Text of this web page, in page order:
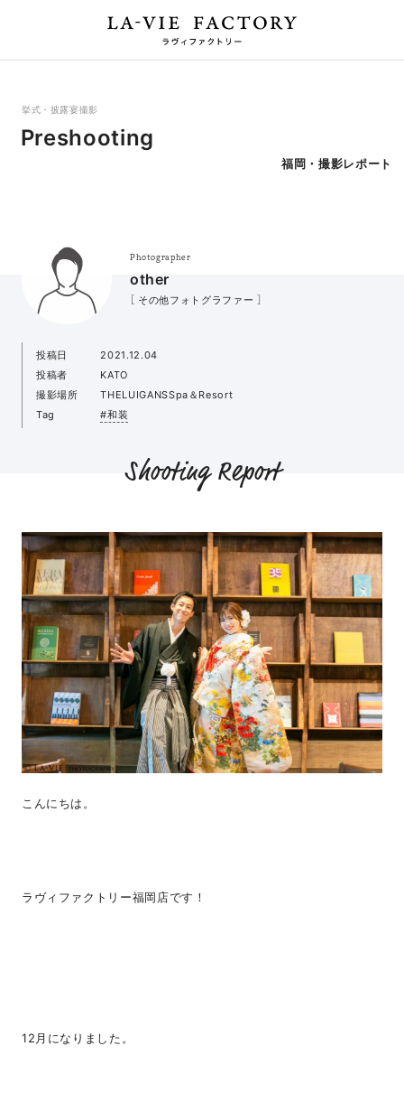
挙式・披露宴撮影
Preshooting
福岡・撮影レポート
Photographer
other
［ その他フォトグラファー ］
投稿日
2021.12.04
投稿者
KATO
撮影場所
THELUIGANSSpa＆Resort
Tag
#和装
Shooting Report
こんにちは。
ラヴィファクトリー福岡店です！
12月になりました。